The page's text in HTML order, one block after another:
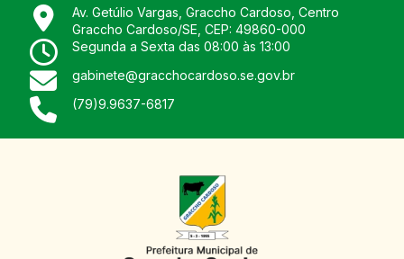
Av. Getúlio Vargas, Graccho Cardoso, Centro
Graccho Cardoso/SE , CEP: 49860-000
Segunda a Sexta das 08:00 às 13:00
gabinete@gracchocardoso.se.gov.br
(79)9.9637-6817